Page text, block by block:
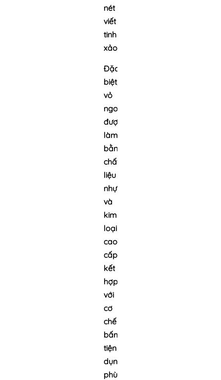
nét
viết
tinh
xảo.
Ðặc
biệt,
vỏ
ngoài
được
làm
bằng
chất
liệu
nhựa
và
kim
loại
cao
cấp
kết
hợp
với
cơ
chế
bấm
tiện
dụng,
phù